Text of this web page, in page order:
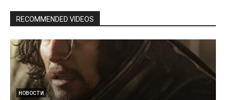
RECOMMENDED VIDEOS
НОВОСТИ